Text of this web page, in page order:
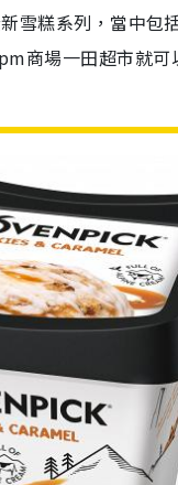
雪糕系列，當中
商場一田超市就